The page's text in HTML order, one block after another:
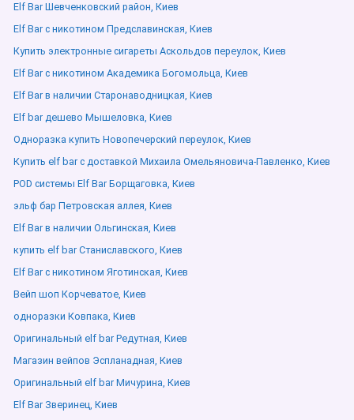
Elf Bar Шевченковский район, Киев
Elf Bar с никотином Предславинская, Киев
Купить электронные сигареты Аскольдов переулок, Киев
Elf Bar с никотином Академика Богомольца, Киев
Elf Bar в наличии Старонаводницкая, Киев
Elf bar дешево Мышеловка, Киев
Одноразка купить Новопечерский переулок, Киев
Купить elf bar с доставкой Михаила Омельяновича-Павленко, Киев
POD системы Elf Bar Борщаговка, Киев
эльф бар Петровская аллея, Киев
Elf Bar в наличии Ольгинская, Киев
купить elf bar Станиславского, Киев
Elf Bar с никотином Яготинская, Киев
Вейп шоп Корчеватое, Киев
одноразки Ковпака, Киев
Оригинальный elf bar Редутная, Киев
Магазин вейпов Эспланадная, Киев
Оригинальный elf bar Мичурина, Киев
Elf Bar Зверинец, Киев